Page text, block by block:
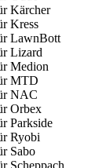
Kärcher
Kress
LawnBott
Lizard
Medion
MTD
NAC
Orbex
Parkside
Ryobi
Sabo
Scheppach